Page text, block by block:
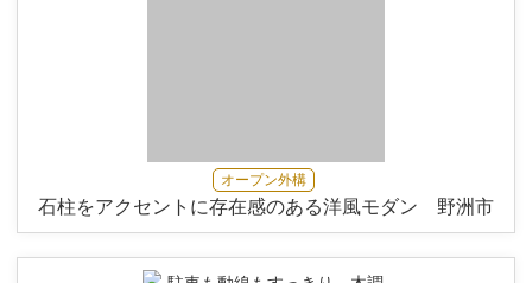
オープン外構
石柱をアクセントに存在感のある洋風モダン 野洲市